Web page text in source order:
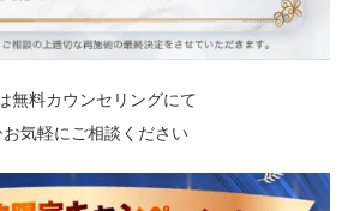
無料カウンセリングにて
お気軽にご相談ください